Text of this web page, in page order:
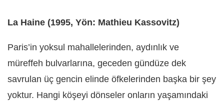
La Haine (1995, Yön: Mathieu Kassovitz)
Paris’in yoksul mahallelerinden, aydınlık ve
müreffeh bulvarlarına, geceden gündüze dek
savrulan üç gencin elinde öfkelerinden başka bir şey
yoktur. Hangi köşeyi dönseler onların yaşamındaki